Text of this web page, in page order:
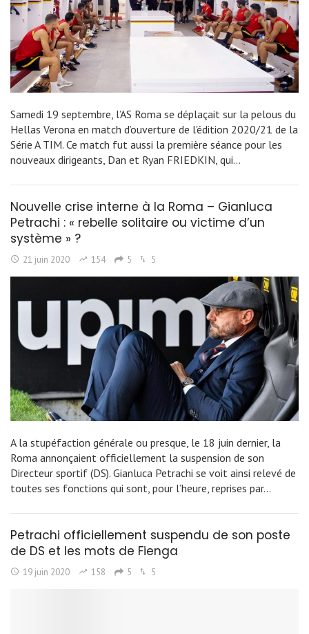
Samedi 19 septembre, l’AS Roma se déplaçait sur la pelous du
Hellas Verona en match d’ouverture de l'édition 2020/21 de la
Série A TIM. Ce match fut aussi la première séance pour les
nouveaux dirigeants, Dan et Ryan FRIEDKIN, qui…
Nouvelle crise interne à la Roma – Gianluca
Petrachi : « rebelle solitaire ou victime d’un
système » ?
21 juin 2020 154 5 5
A la stupéfaction générale ou presque, le 18 juin dernier, la
Roma annonçaient officiellement la suspension de son
Directeur sportif (DS). Gianluca Petrachi se voit ainsi relevé de
toutes ses fonctions qui sont, pour l’heure, reprises par…
Petrachi officiellement suspendu de son poste
de DS et les mots de Fienga
19 juin 2020 158 5 5